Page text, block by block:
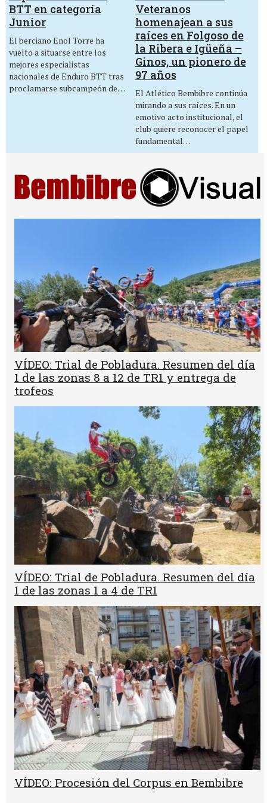
BTT en categoría
Junior
El berciano Enol Torre ha
vuelto a situarse entre los
mejores especialistas
nacionales de Enduro BTT tras
proclamarse subcampeón de…
Veteranos
homenajean a sus
raíces en Folgoso de
la Ribera e Igüeña –
Ginos, un pionero de
97 años
El Atlético Bembibre continúa
mirando a sus raíces. En un
emotivo acto institucional, el
club quiere reconocer el papel
fundamental…
VÍDEO: Trial de Pobladura. Resumen del día
1 de las zonas 8 a 12 de TR1 y entrega de
trofeos
VÍDEO: Trial de Pobladura. Resumen del día
1 de las zonas 1 a 4 de TR1
VÍDEO: Procesión del Corpus en Bembibre